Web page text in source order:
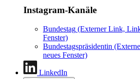
Instagram-Kanäle
Bundestag (Externer Link,
Fenster)
Bundestagspräsidentin
neues Fenster)
LinkedIn